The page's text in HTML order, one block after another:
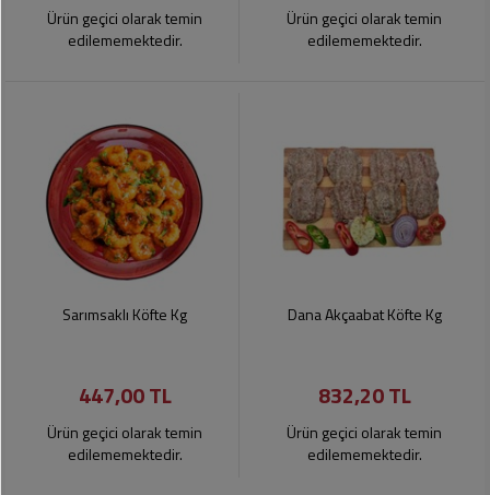
Ürün geçici olarak temin
edilememektedir.
Ürün geçici olarak temin
edilememektedir.
Sarımsaklı Köfte Kg
447,00 TL
Ürün geçici olarak temin
edilememektedir.
Dana Akçaabat Köfte Kg
832,20 TL
Ürün geçici olarak temin
edilememektedir.